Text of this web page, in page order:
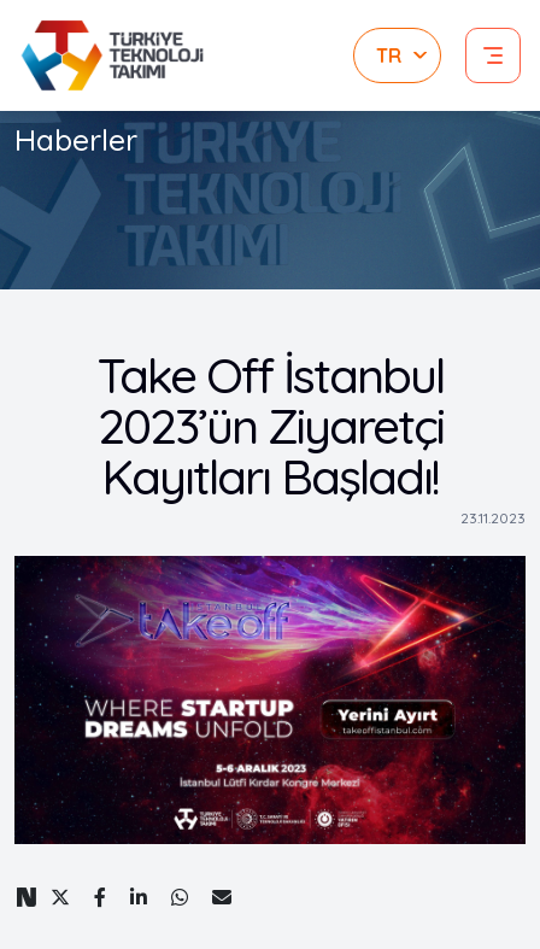
Haberler
Take Off İstanbul
2023’ün Ziyaretçi
Kayıtları Başladı!
23.11.2023